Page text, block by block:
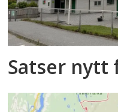
Satser nytt